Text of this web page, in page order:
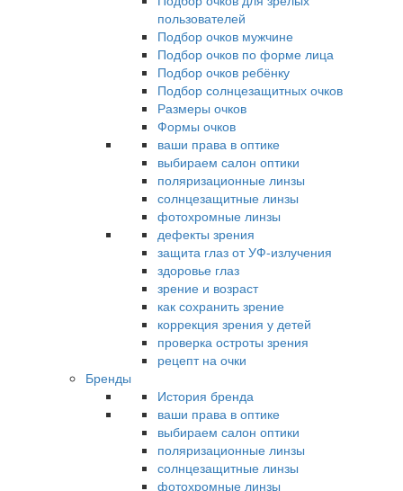
пользователей
Подбор очков мужчине
Подбор очков по форме лица
Подбор очков ребёнку
Подбор солнцезащитных очков
Размеры очков
Формы очков
ваши права в оптике
выбираем салон оптики
поляризационные линзы
солнцезащитные линзы
фотохромные линзы
дефекты зрения
защита глаз от УФ-излучения
здоровье глаз
зрение и возраст
как сохранить зрение
коррекция зрения у детей
проверка остроты зрения
рецепт на очки
Бренды
История бренда
ваши права в оптике
выбираем салон оптики
поляризационные линзы
солнцезащитные линзы
фотохромные линзы